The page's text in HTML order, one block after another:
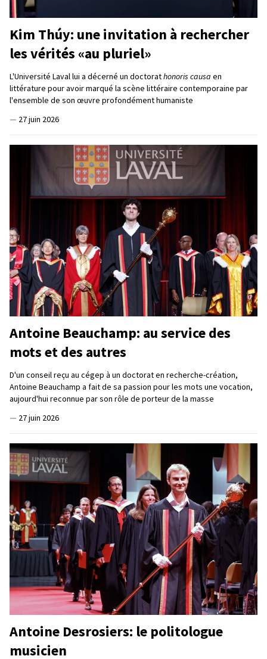
Kim Thúy: une invitation à rechercher
les vérités «au pluriel»
L'Université Laval lui a décerné un doctorathonoris causa en
littérature pour avoir marqué la scène littéraire contemporaine par
l'ensemble de son œuvre profondément humaniste
— 27 juin 2026
Antoine Beauchamp: au service des
mots et des autres
D'un conseil reçu au cégep à un doctorat en recherche-création,
Antoine Beauchamp a fait de sa passion pour les mots une vocation,
aujourd'hui reconnue par son rôle de porteur de la masse
— 27 juin 2026
Antoine Desrosiers: le politologue
musicien